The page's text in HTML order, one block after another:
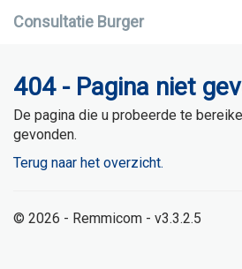
Consultatie Burger
404 - Pagina niet
De pagina die u probeerde te
gevonden.
Terug naar het overzicht.
© 2026 - Remmicom - v3.3.2.5